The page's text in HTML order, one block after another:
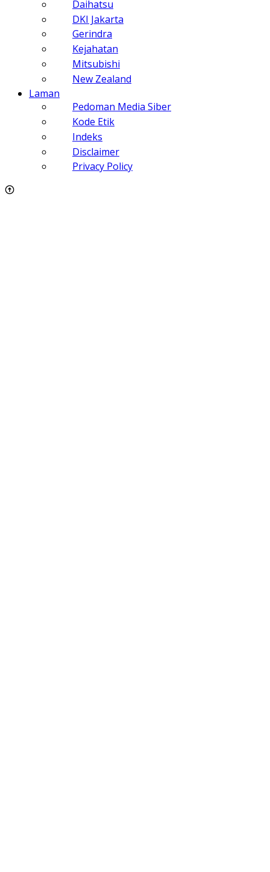
Daihatsu
DKI Jakarta
Gerindra
Kejahatan
Mitsubishi
New Zealand
Laman
Pedoman Media Siber
Kode Etik
Indeks
Disclaimer
Privacy Policy